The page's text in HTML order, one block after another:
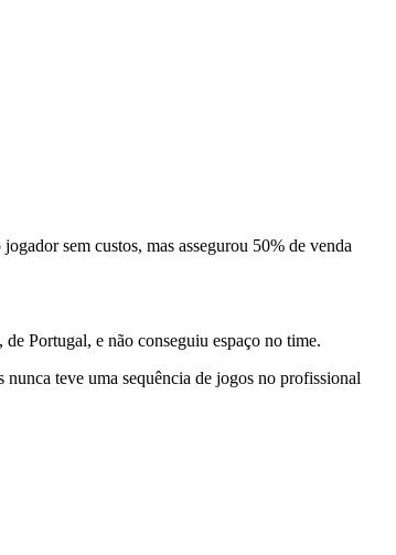
sem custos, mas assegurou 50% de venda
Portugal, e não conseguiu espaço no time.
teve uma sequência de jogos no profissional